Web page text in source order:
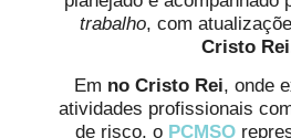
trabalho, com
Cristo Rei
Em no Cristo Rei, onde
atividades profissionais
de risco, o PCMSO